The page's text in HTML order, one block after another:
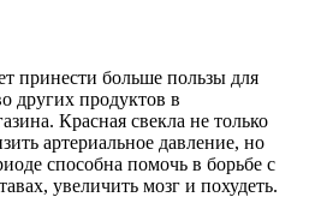
принести больше пользы для
других продуктов в
Красная свекла не только
артериальное давление, но
способна помочь в борьбе с
увеличить мозг и похудеть.